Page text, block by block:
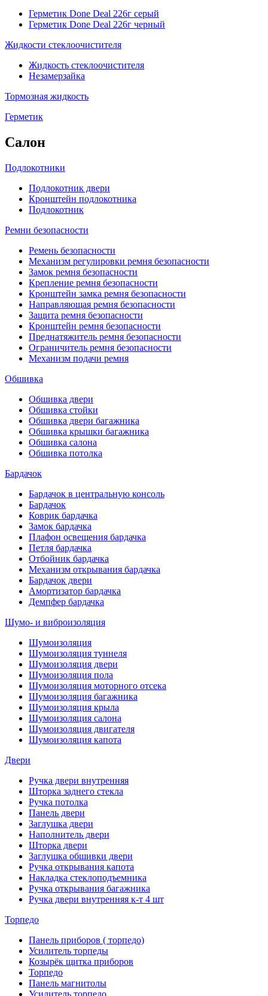
Герметик Done Deal 226г серый
Герметик Done Deal 226г черный
Жидкости стеклоочистителя
Жидкость стеклоочистителя
Незамерзайка
Тормозная жидкость
Герметик
Салон
Подлокотники
Подлокотник двери
Кронштейн подлокотника
Подлокотник
Ремни безопасности
Ремень безопасности
Механизм регулировки ремня безопасности
Замок ремня безопасности
Крепление ремня безопасности
Кронштейн замка ремня безопасности
Направляющая ремня безопасности
Защита ремня безопасности
Кронштейн ремня безопасности
Преднатяжитель ремня безопасности
Ограничитель ремня безопасности
Механизм подачи ремня
Обшивка
Обшивка двери
Обшивка стойки
Обшивка двери багажника
Обшивка крышки багажника
Обшивка салона
Обшивка потолка
Бардачок
Бардачок в центральную консоль
Бардачок
Коврик бардачка
Замок бардачка
Плафон освещения бардачка
Петля бардачка
Отбойник бардачка
Механизм открывания бардачка
Бардачок двери
Амортизатор бардачка
Демпфер бардачка
Шумо- и виброизоляция
Шумоизоляция
Шумоизоляция туннеля
Шумоизоляция двери
Шумоизоляция пола
Шумоизоляция моторного отсека
Шумоизоляция багажника
Шумоизоляция крыла
Шумоизоляция салона
Шумоизоляция двигателя
Шумоизоляция капота
Двери
Ручка двери внутренняя
Шторка заднего стекла
Ручка потолка
Панель двери
Заглушка двери
Наполнитель двери
Шторка двери
Заглушка обшивки двери
Ручка открывания капота
Накладка стеклоподъемника
Ручка открывания багажника
Ручка двери внутренняя к-т 4 шт
Торпедо
Панель приборов ( торпедо)
Усилитель торпеды
Козырёк щитка приборов
Торпедо
Панель магнитолы
Усилитель торпедо